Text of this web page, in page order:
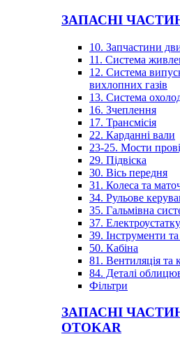
ЗАПАСНІ
10. Запчастини
11. Система
12. Система
вихлопних газів
13. Система
16. Зчеплення
17. Трансмісія
22. Карданні вали
23-25. Мости
29. Підвіска
30. Вісь передня
31. Колеса та
34. Рульове
35. Гальмівна
37.
39. Інструменти
50. Кабіна
81. Вентиляція та
84. Деталі
Фільтри
ЗАПАСНІ
OTOKAR